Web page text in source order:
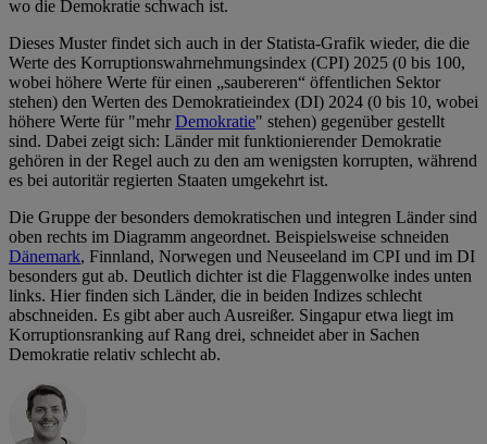
wo die Demokratie schwach ist.
Dieses Muster findet sich auch in der Statista-Grafik wieder, die die
Werte des Korruptionswahrnehmungsindex (CPI) 2025 (0 bis 100,
wobei höhere Werte für einen „saubereren“ öffentlichen Sektor
stehen) den Werten des Demokratieindex (DI) 2024 (0 bis 10, wobei
höhere Werte für "mehrDemokratie" stehen) gegenüber gestellt
sind. Dabei zeigt sich: Länder mit funktionierender Demokratie
gehören in der Regel auch zu den am wenigsten korrupten, während
es bei autoritär regierten Staaten umgekehrt ist.
Die Gruppe der besonders demokratischen und integren Länder sind
oben rechts im Diagramm angeordnet. Beispielsweise schneiden
Dänemark, Finnland, Norwegen und Neuseeland im CPI und im DI
besonders gut ab. Deutlich dichter ist die Flaggenwolke indes unten
links. Hier finden sich Länder, die in beiden Indizes schlecht
abschneiden. Es gibt aber auch Ausreißer. Singapur etwa liegt im
Korruptionsranking auf Rang drei, schneidet aber in Sachen
Demokratie relativ schlecht ab.